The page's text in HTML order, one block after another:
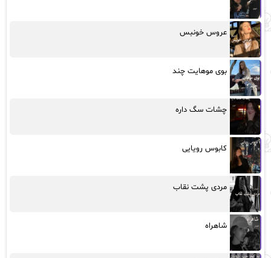
عروس خونبس
بوی موهایت چند
چشات سگ داره
کابوس رویایی
مردی پشت نقاب
شاهراه